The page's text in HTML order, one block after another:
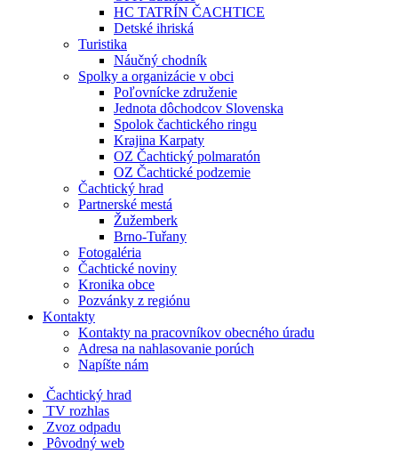
HC TATRÍN ČACHTICE
Detské ihriská
Turistika
Náučný chodník
Spolky a organizácie v obci
Poľovnícke združenie
Jednota dôchodcov Slovenska
Spolok čachtického ringu
Krajina Karpaty
OZ Čachtický polmaratón
OZ Čachtické podzemie
Čachtický hrad
Partnerské mestá
Žužemberk
Brno-Tuřany
Fotogaléria
Čachtické noviny
Kronika obce
Pozvánky z regiónu
Kontakty
Kontakty na pracovníkov obecného úradu
Adresa na nahlasovanie porúch
Napíšte nám
Čachtický hrad
TV rozhlas
Zvoz odpadu
Pôvodný web